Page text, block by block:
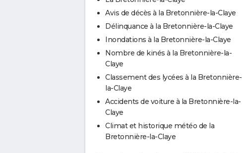
Avis de décès à la Bretonnière-la-Claye
Délinquance à la Bretonnière-la-Claye
Inondations à la Bretonnière-la-Claye
Nombre de kinés à la Bretonnière-la-
Claye
Classement des lycées à la Bretonnière-
la-Claye
Accidents de voiture à la Bretonnière-la-
Claye
Climat et historique météo de la
Bretonnière-la-Claye